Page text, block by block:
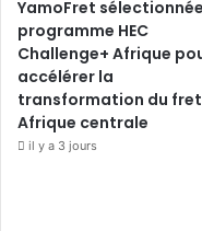
YamoFret
programme HEC
Challenge+ Afrique
accélérer la
transformation du fret
Afrique centrale
il y a 3 jours